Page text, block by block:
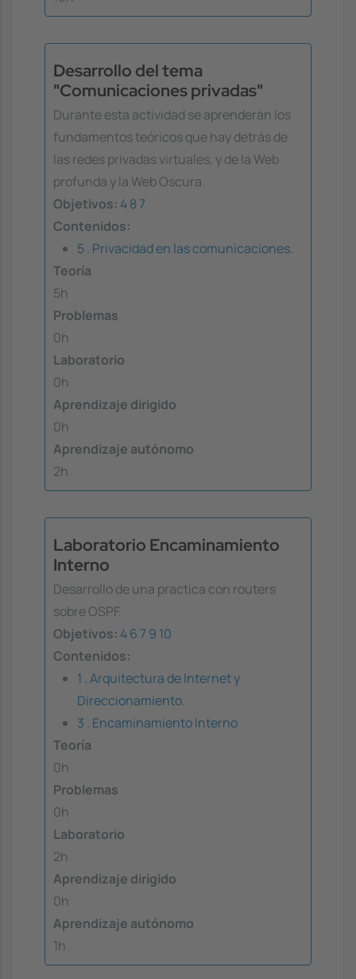
Desarrollo del tema
"Comunicaciones privadas"
Durante esta actividad se aprenderán los
fundamentos teóricos que hay detrás de
las redes privadas virtuales, y de la Web
profunda y la Web Oscura.
Objetivos: 48 7
Contenidos:
5 . Privacidad en las comunicaciones.
Teoría
5h
Problemas
0h
Laboratorio
0h
Aprendizaje dirigido
0h
Aprendizaje autónomo
2h
Laboratorio Encaminamiento
Interno
Desarrollo de una practica con routers
sobre OSPF.
Objetivos: 46 7 9 10
Contenidos:
1 . Arquitectura de Internet y
Direccionamiento.
3 . Encaminamiento Interno
Teoría
0h
Problemas
0h
Laboratorio
2h
Aprendizaje dirigido
0h
Aprendizaje autónomo
1h